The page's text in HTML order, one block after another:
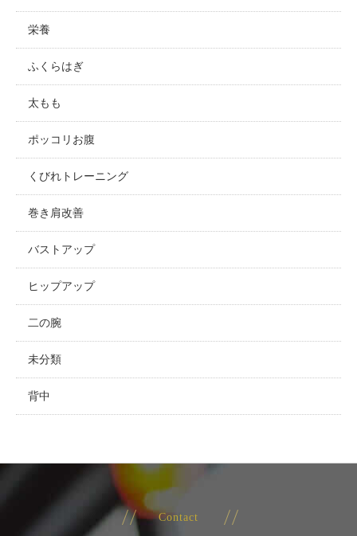
栄養
ふくらはぎ
太もも
ポッコリお腹
くびれトレーニング
巻き肩改善
バストアップ
ヒップアップ
二の腕
未分類
背中
Contact